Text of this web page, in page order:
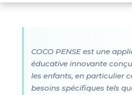
COCO PENSE est une
éducative innovante
les enfants, en particulier
besoins spécifiques tels